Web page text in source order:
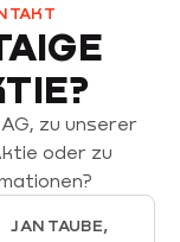
zu unserer
oder zu
JAN TAUBE,